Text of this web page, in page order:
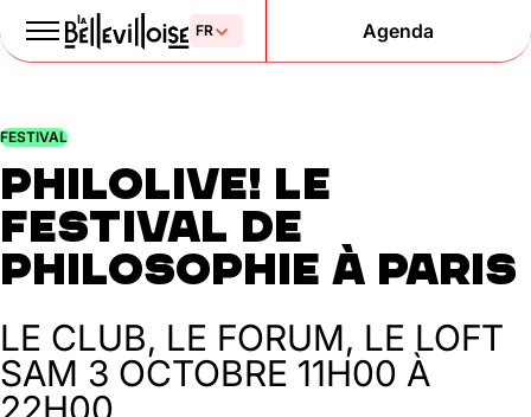
Le Paris
de la liberté
depuis 1877
Agenda
FESTIVAL
Philolive! Le
festival de
philosophie à Paris
LE CLUB, LE FORUM, LE LOFT
SAM 3 OCTOBRE 11H00 À